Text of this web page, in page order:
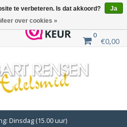
0
€0,00
Dinsdag (15.00 uur)
te verbeteren. Is dat akkoord?
Ja
Meer over cookies »